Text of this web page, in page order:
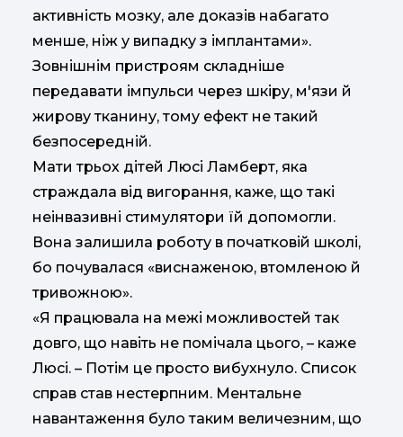
активність мозку, але доказів набагато
менше, ніж у випадку з імплантами».
Зовнішнім пристроям складніше
передавати імпульси через шкіру, м'язи й
жирову тканину, тому ефект не такий
безпосередній.
Мати трьох дітей Люсі Ламберт, яка
страждала від вигорання, каже, що такі
неінвазивні стимулятори їй допомогли.
Вона залишила роботу в початковій школі,
бо почувалася «виснаженою, втомленою й
тривожною».
«Я працювала на межі можливостей так
довго, що навіть не помічала цього, – каже
Люсі. – Потім це просто вибухнуло. Список
справ став нестерпним. Ментальне
навантаження було таким величезним, що